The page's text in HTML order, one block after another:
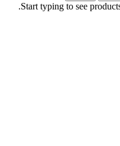
Start typing to see